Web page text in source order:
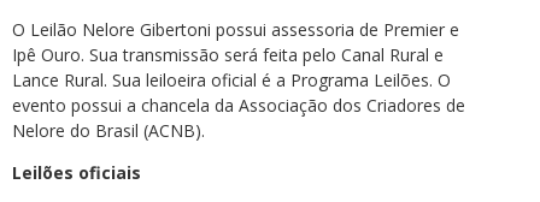
O Leilão Nelore Gibertoni possui assessoria de Premier e
Ipê Ouro. Sua transmissão será feita pelo Canal Rural e
Lance Rural. Sua leiloeira oficial é a Programa Leilões. O
evento possui a chancela da Associação dos Criadores de
Nelore do Brasil (ACNB).
Leilões oficiais